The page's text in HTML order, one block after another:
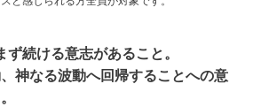
ず続ける意志があること。
神なる波動へ回帰することへの意